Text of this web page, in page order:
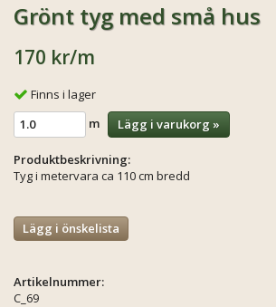
Grönt tyg med små hus
170 kr/m
Finns i lager
m
Lägg i varukorg »
Produktbeskrivning:
Tyg i metervara ca 110 cm bredd
Lägg i önskelista
Artikelnummer:
C_69